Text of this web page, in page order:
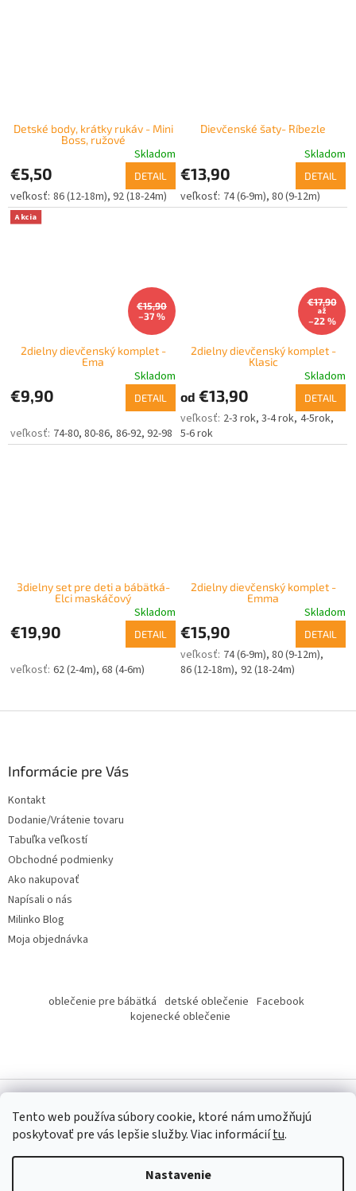
Tento web používa súbory cookie, ktoré nám umožňujú
poskytovať pre vás lepšie služby.Viac informáciítu.
Nastavenie
Detské body, krátky rukáv - Mini
Boss, ružové
Skladom
€5,50 DETAIL
86 (12-18m) 92 (18-24m)
Dievčenské šaty- Ríbezle
Skladom
€13,90 DETAIL
74 (6-9m) 80 (9-12m)
Akcia
€15,90
–37 %
2dielny dievčenský komplet -
Ema
Skladom
€9,90 DETAIL
74-80 80-86 86-92 92-98
€17,90
až
–22 %
2dielny dievčenský komplet -
Klasic
Skladom
od €13,90 DETAIL
2-3 rok 3-4 rok 4-5rok
5-6 rok
3dielny set pre deti a bábätká-
Elci maskáčový
Skladom
€19,90 DETAIL
62 (2-4m) 68 (4-6m)
2dielny dievčenský komplet -
Emma
Skladom
€15,90 DETAIL
74 (6-9m) 80 (9-12m)
86 (12-18m) 92 (18-24m)
Informácie pre Vás
Kontakt
Dodanie/Vrátenie tovaru
Tabuľka veľkostí
Obchodné podmienky
Ako nakupovať
Napísali o nás
Milinko Blog
Moja objednávka
oblečenie pre bábätká detské oblečenie Facebook
kojenecké oblečenie
Copyright 2026Milinko oblečenie. Všetky práva vyhradené.